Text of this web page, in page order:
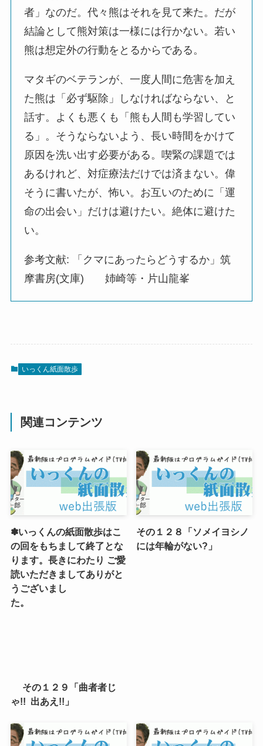
者」なのだ。代々熊はそれを見て来た。だが
結論として熊対策は一様には行かない。若い
熊は想定外の行動をとるからである。
マタギのベテランが、一度人間に危害を加え
た熊は「必ず駆除」しなければならない、と
話す。よくも悪くも「熊も人間も学習してい
る」。そうならないよう、長い時間をかけて
原因を洗い出す必要がある。喫緊の課題では
あるけれど、対症療法だけでは済まない。偉
そうに書いたが、怖い。お互いのために「運
命の出会い」だけは避けたい。絶体に避けた
い。
参考文献: 「クマにあったらどうするか」筑
摩書房(文庫) 姉崎等・片山龍峯
いっくん紙面散歩
関連コンテンツ
✽いっくんの紙面散歩はこ
の回をもちまして終了とな
ります。長きにわたり ご愛
読いただきましてありがと
うございまし
た。
その１２９「曲者者じ
ゃ!! 出あえ!!」
その１２８「ソメイヨシノ
には年輪がない?」